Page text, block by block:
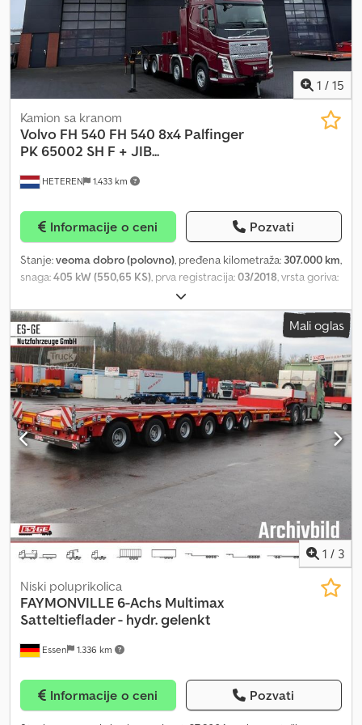
Dozvoljena ukupna masa: 55.000 kg Cena prodaje: 129.999 €,
148.100 US$
1 / 15
HETEREN 1.433 km
Kamion sa kranom
Volvo FH 540 FH 540 8x4 Palfinger
PK 65002 SH F + JIB...
Informacije o ceni Pozvati
Stanje:veoma dobro (polovno), pređena kilometraža: 307.000 km,
snaga:405 kW (550,65 KS), prva registracija:03/2018, vrsta goriva:
, gorivo:
motorom, kabina vozača:kabina za spavanje, tip prenosa:
automatski, emisioni razred: , Godina proizvodnje:2018,
radni sati:11.851 h, Oprema:električno podešavanje prozora
Dodatne opcije i oprema = - Aluminijumski rezervoar za gorivo -
Pojačivač kočnica - Nizak nivo buke - Frižider - Aluminijumske
felne - Vazdušno ogibljenje - Sunčev štit - Ksenonska rasveta -
Kardansko vratilo (PTO) = Dalje informacije = Crjdpfxsyvh R Ae
Akqof Konfiguracija osovina Prednja osovina 1: Upravljiva Prednja
osovina 2: Upravljiva Težine Prazna masa: 22.800 kg Nosivost: 13.200
kg GVW: 36.000 kg Funkcionalno Marka nadogradnje: Palfinger PK
65002 SH F + JIB PJ 125 E CE oznaka: da Stanje Tehničko stanje:
veoma dobro Vizuelno stanje: veoma loše Finansijske informacije
Cena: Na upit
Mali oglas
1 / 3
Essen 1.336 km
Niski poluprikolica
FAYMONVILLE 6-Achs Multimax
Satteltieflader - hydr. gelenkt
Informacije o ceni Pozvati